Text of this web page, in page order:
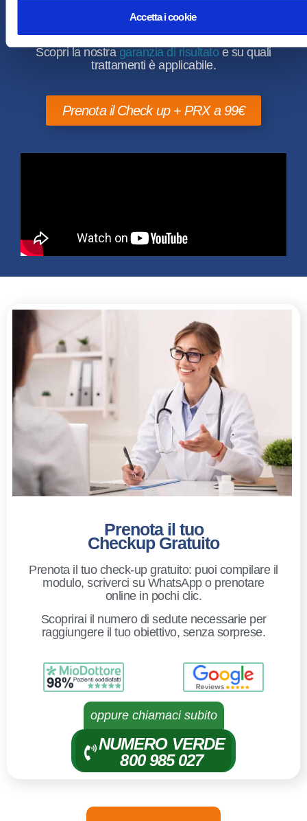
Accetta i cookie
Scopri la nostra garanzia di risultato e su quali
trattamenti è applicabile.
Prenota il Check up + PRX a 99€
Prenota il tuo
Checkup Gratuito
Prenota il tuo check-up gratuito: puoi compilare il
modulo, scriverci su WhatsApp o prenotare
online in pochi clic.
Scoprirai il numero di sedute necessarie per
raggiungere il tuo obiettivo, senza sorprese.
oppure chiamaci subito
NUMERO VERDE
800 985 027